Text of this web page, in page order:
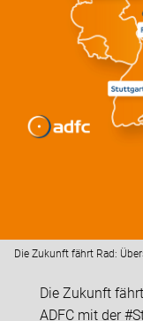
Die Zukunft fährt Rad:
Die Zukunft
ADFC mit der